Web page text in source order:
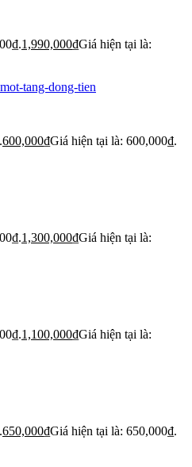
1,990,000₫Giá hiện tại là:
600,000₫Giá hiện tại là: 600,000₫.
1,300,000₫Giá hiện tại là:
1,100,000₫Giá hiện tại là:
650,000₫Giá hiện tại là: 650,000₫.